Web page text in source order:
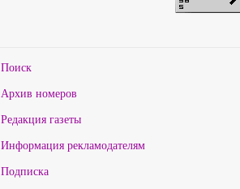
Поиск
Архив номеров
Редакция газеты
Информация рекламодателям
Подписка